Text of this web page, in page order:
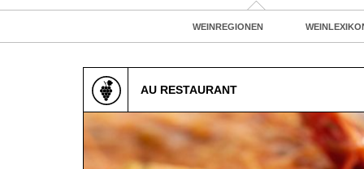
TRINKREIFETABELLE
WEINLAGERUNG
EVENTKALENDER
EVENT-BILDER
FOOD PAIRING TIPPS
WEINREGIONEN
AU RESTAURANT